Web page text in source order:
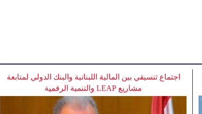
اجتماع تنسيقي بين المالية اللبنانية والبنك الدولي لمتابعة
مشاريع LEAP والتنمية الرقمية